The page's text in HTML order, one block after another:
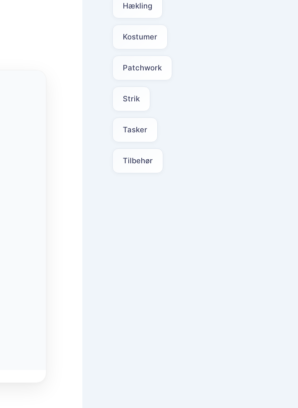
Hækling
Kostumer
Patchwork
Strik
Tasker
Tilbehør